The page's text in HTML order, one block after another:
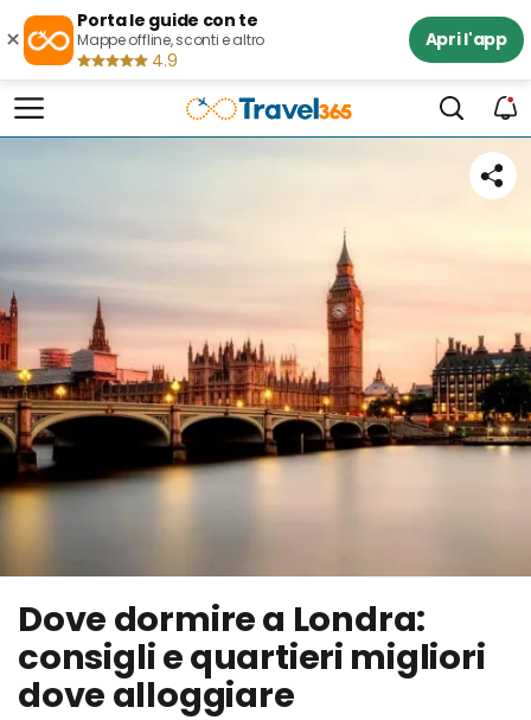
×
Porta le guide con te
Mappe offline, sconti e altro
4.9
Apri l'app
Dove dormire a Londra:
consigli e quartieri migliori
dove alloggiare